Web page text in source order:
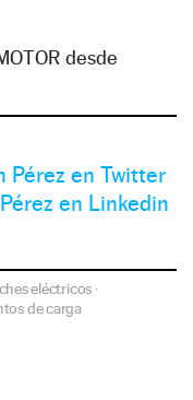
desde
Pérez en Twitter
en Linkedin
eléctricos ·
de carga